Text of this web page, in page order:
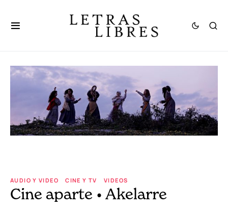
AUDIO Y VIDEO CINE Y TV VIDEOS
Cine aparte • Akelarre